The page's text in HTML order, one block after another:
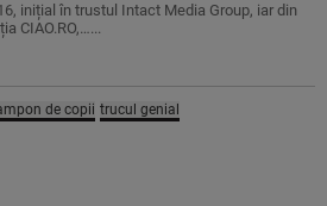
inițial în trustul Intact Media Group, iar din
CIAO.RO,…...
de copii trucul genial